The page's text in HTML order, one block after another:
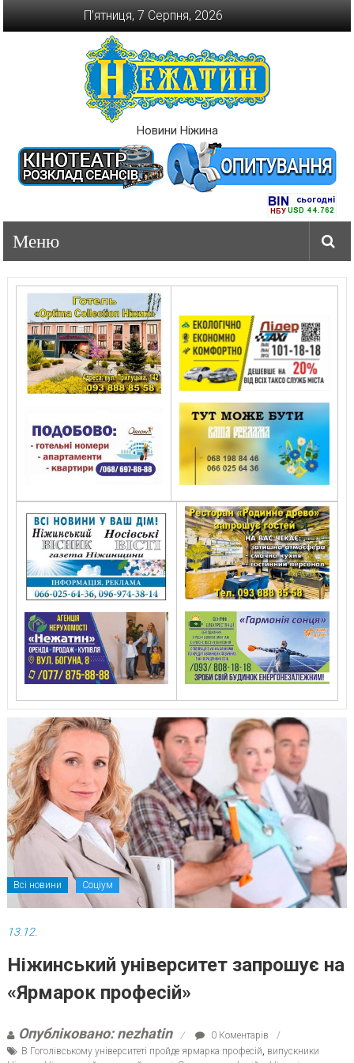
П’ятниця, 7 Серпня, 2026
Новини Ніжина
Всі новини Соціум
13.12.
Ніжинський університет запрошує на
«Ярмарок професій»
Опубліковано: nezhatin
0 Коментарів
В Гоголівському університеті пройде ярмарка професій випускники